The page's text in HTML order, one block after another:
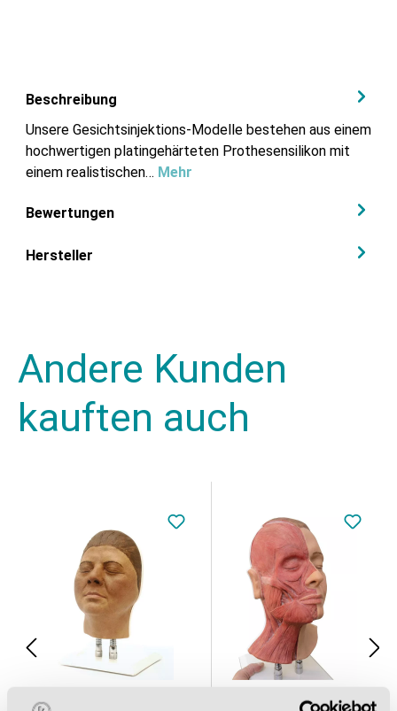
Beschreibung
Unsere Gesichtsinjektions-Modelle bestehen aus einem
hochwertigen platingehärteten Prothesensilikon mit
einem realistischen… Mehr
Bewertungen
Hersteller
Andere Kunden
kauften auch
Kopf für Gesichtsinjektionen, halbseitig Muskulatur